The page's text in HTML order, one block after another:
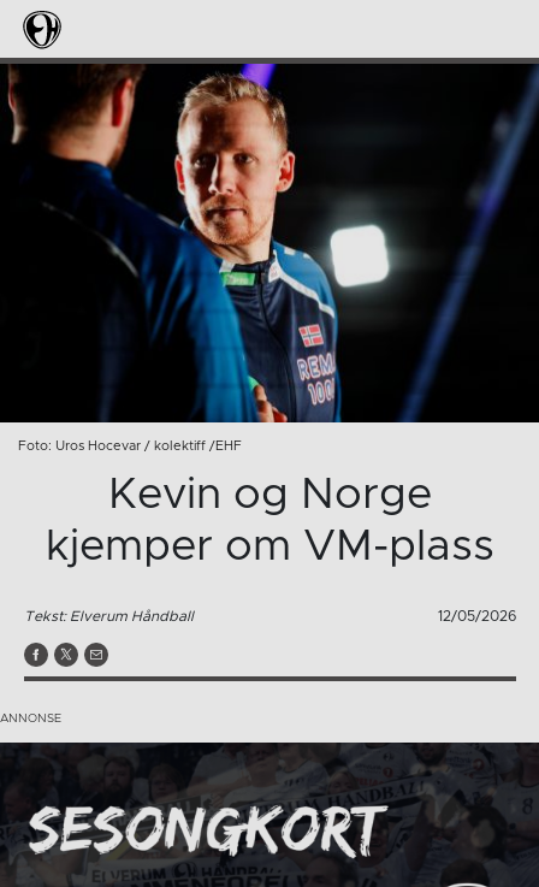
Foto: Uros Hocevar / kolektiff /EHF
Kevin og Norge
kjemper om VM-plass
Tekst: Elverum Håndball 12/05/2026